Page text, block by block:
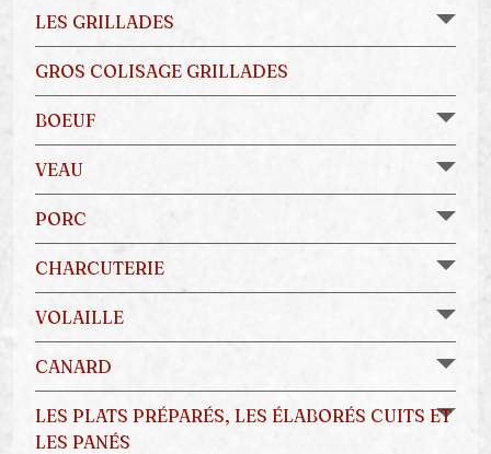
LES GRILLADES
GROS COLISAGE GRILLADES
BOEUF
VEAU
PORC
CHARCUTERIE
VOLAILLE
CANARD
LES PLATS PRÉPARÉS, LES ÉLABORÉS CUITS ET
LES PANÉS